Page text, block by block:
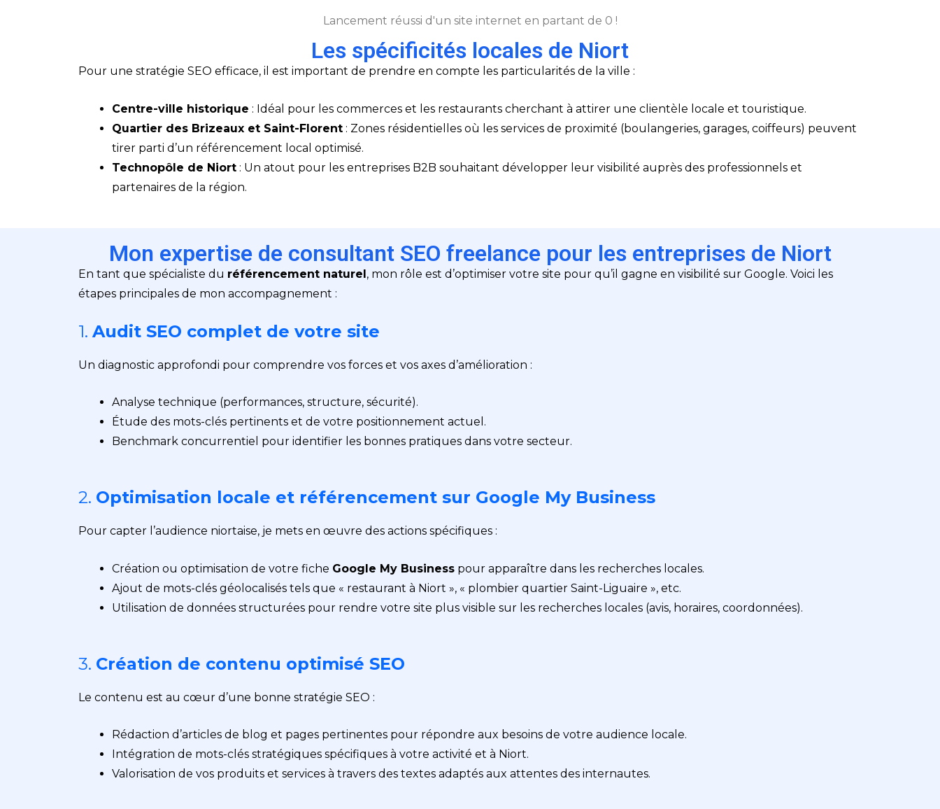
Lancement réussi d'un site internet en partant de 0 !
Les spécificités locales de Niort
Pour une stratégie SEO efficace, il est important de prendre en compte les particularités de la ville :
Centre-ville historique : Idéal pour les commerces et les restaurants cherchant à attirer une clientèle locale et touristique.
Quartier des Brizeaux et Saint-Florent : Zones résidentielles où les services de proximité (boulangeries, garages, coiffeurs) peuvent
tirer parti d’un référencement local optimisé.
Technopôle de Niort : Un atout pour les entreprises B2B souhaitant développer leur visibilité auprès des professionnels et
partenaires de la région.
Mon expertise de consultant SEO freelance pour les entreprises de Niort
En tant que spécialiste du référencement naturel, mon rôle est d’optimiser votre site pour qu’il gagne en visibilité sur Google. Voici les
étapes principales de mon accompagnement :
1. Audit SEO complet de votre site
Un diagnostic approfondi pour comprendre vos forces et vos axes d’amélioration :
Analyse technique (performances, structure, sécurité).
Étude des mots-clés pertinents et de votre positionnement actuel.
Benchmark concurrentiel pour identifier les bonnes pratiques dans votre secteur.
2. Optimisation locale et référencement sur Google My Business
Pour capter l’audience niortaise, je mets en œuvre des actions spécifiques :
Création ou optimisation de votre fiche Google My Business pour apparaître dans les recherches locales.
Ajout de mots-clés géolocalisés tels que « restaurant à Niort », « plombier quartier Saint-Liguaire », etc.
Utilisation de données structurées pour rendre votre site plus visible sur les recherches locales (avis, horaires, coordonnées).
3. Création de contenu optimisé SEO
Le contenu est au cœur d’une bonne stratégie SEO :
Rédaction d’articles de blog et pages pertinentes pour répondre aux besoins de votre audience locale.
Intégration de mots-clés stratégiques spécifiques à votre activité et à Niort.
Valorisation de vos produits et services à travers des textes adaptés aux attentes des internautes.